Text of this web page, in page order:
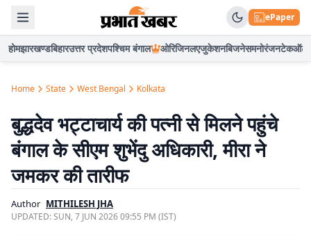
ePaper
होमझारखण्डबिहारउत्तर प्रदेशपश्चिम बंगाल ओरिजिनलएजुकेशनबिजनेसमनोरंजनटेकऑटो
Home State West Bengal Kolkata
बुद्धदेव भट्टाचार्य की पत्नी से मिलने पहुंचे
बंगाल के सीएम शुभेंदु अधिकारी, मीरा ने
जमकर की तारीफ
Author MITHILESH JHA
UPDATED:SUN, 7 JUN 2026 09:55 PM (IST)